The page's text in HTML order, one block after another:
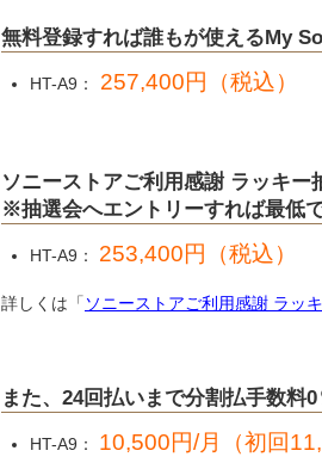
無料登録すれば誰もが使えるMy
HT-A9： 257,400円（税込）
ソニーストアご利用感謝 ラッキー
※抽選会へエントリーすれば最低
HT-A9： 253,400円（税込）
詳しくは「ソニーストアご利用感謝 ラッ
また、24回払いまで分割払手数料0
HT-A9： 10,500円/月（初回